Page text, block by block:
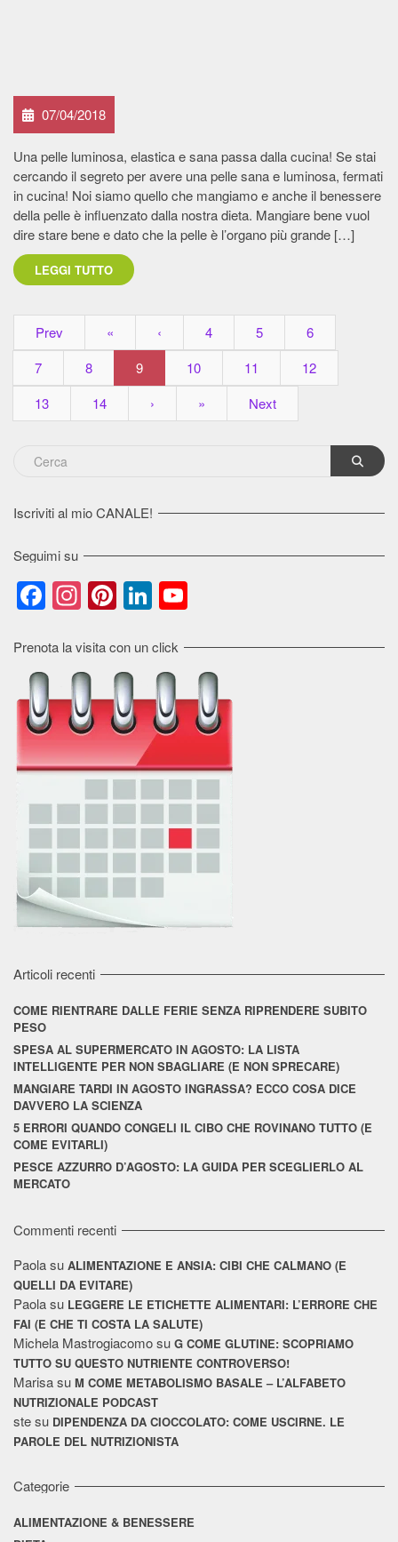
07/04/2018
Una pelle luminosa, elastica e sana passa dalla cucina! Se stai
cercando il segreto per avere una pelle sana e luminosa, fermati
in cucina! Noi siamo quello che mangiamo e anche il benessere
della pelle è influenzato dalla nostra dieta. Mangiare bene vuol
dire stare bene e dato che la pelle è l’organo più grande […]
LEGGI TUTTO
Prev « ‹ 4 5
6
7
8 9 10 11
12
13
14 › » Next
Iscriviti al mio CANALE!
Seguimi su
Facebook
Instagram
Pinterest
LinkedIn
Prenota la visita con un click
Articoli recenti
COME RIENTRARE DALLE FERIE SENZA RIPRENDERE SUBITO
PESO
SPESA AL SUPERMERCATO IN AGOSTO: LA LISTA
INTELLIGENTE PER NON SBAGLIARE (E NON SPRECARE)
MANGIARE TARDI IN AGOSTO INGRASSA? ECCO COSA DICE
DAVVERO LA SCIENZA
5 ERRORI QUANDO CONGELI IL CIBO CHE ROVINANO TUTTO (E
COME EVITARLI)
PESCE AZZURRO D’AGOSTO: LA GUIDA PER SCEGLIERLO AL
MERCATO
Commenti recenti
Paolasu ALIMENTAZIONE E ANSIA: CIBI CHE CALMANO (E
QUELLI DA EVITARE)
Paolasu LEGGERE LE ETICHETTE ALIMENTARI: L’ERRORE CHE
FAI (E CHE TI COSTA LA SALUTE)
Michela Mastrogiacomosu G COME GLUTINE: SCOPRIAMO
TUTTO SU QUESTO NUTRIENTE CONTROVERSO!
Marisasu M COME METABOLISMO BASALE – L’ALFABETO
NUTRIZIONALE PODCAST
stesu DIPENDENZA DA CIOCCOLATO: COME USCIRNE. LE
PAROLE DEL NUTRIZIONISTA
Categorie
ALIMENTAZIONE & BENESSERE